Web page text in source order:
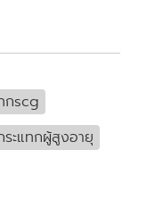
กscg
ะแทกผู้สูงอายุ